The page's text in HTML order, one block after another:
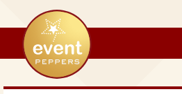
eventpeppers